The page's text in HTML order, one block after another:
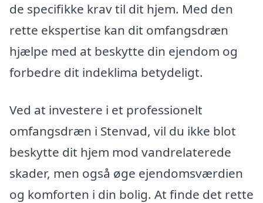
de specifikke krav til dit hjem. Med den
rette ekspertise kan dit omfangsdræn
hjælpe med at beskytte din ejendom og
forbedre dit indeklima betydeligt.
Ved at investere i et professionelt
omfangsdræn i Stenvad, vil du ikke blot
beskytte dit hjem mod vandrelaterede
skader, men også øge ejendomsværdien
og komforten i din bolig. At finde det rette